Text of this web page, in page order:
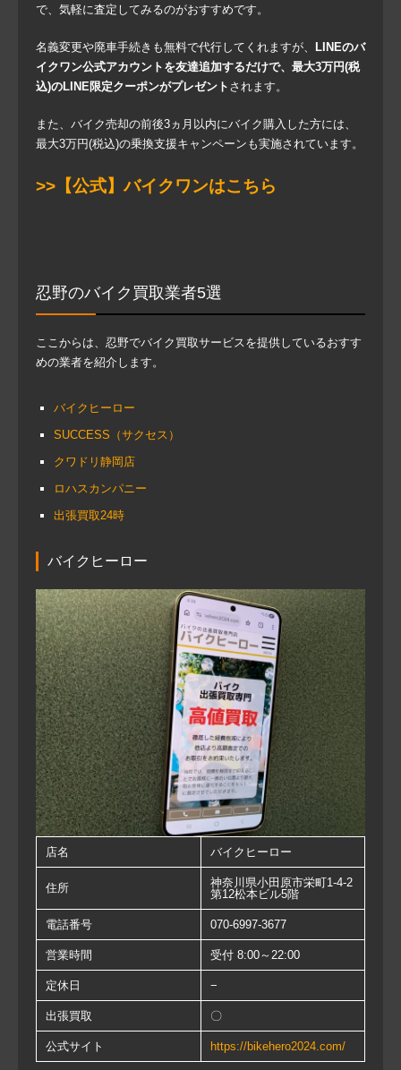
で、気軽に査定してみるのがおすすめです。
名義変更や廃車手続きも無料で代行してくれますが、
LINEのバ
イクワン公式アカウントを友達追加するだけで、最大3万円(税
込)のLINE限定クーポンがプレゼント されます。
また、バイク売却の前後3ヵ月以内にバイク購入した方には、
最大3万円(税込)の乗換支援キャンペーンも実施されています。
>>【公式】バイクワンはこちら
忍野のバイク買取業者5選
ここからは、忍野でバイク買取サービスを提供しているおすす
めの業者を紹介します。
バイクヒーロー
SUCCESS（サクセス）
クワドリ静岡店
ロハスカンパニー
出張買取24時
バイクヒーロー
店名 バイクヒーロー
住所
神奈川県小田原市栄町1-4-2
第12松本ビル5階
電話番号 070-6997-3677
営業時間 受付 8:00～22:00
定休日 −
出張買取 〇
公式サイト https://bikehero2024.com/